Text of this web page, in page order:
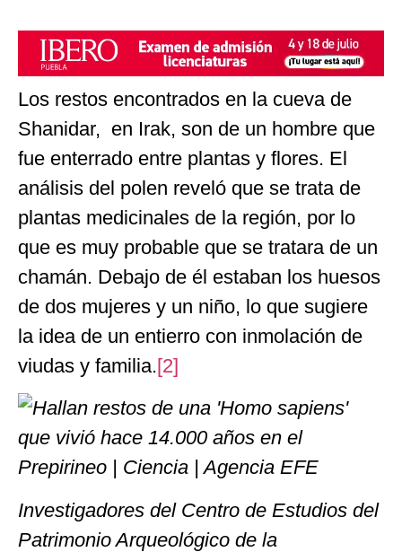
Los restos encontrados en la cueva de
Shanidar, en Irak, son de un hombre que
fue enterrado entre plantas y flores. El
análisis del polen reveló que se trata de
plantas medicinales de la región, por lo
que es muy probable que se tratara de un
chamán. Debajo de él estaban los huesos
de dos mujeres y un niño, lo que sugiere
la idea de un entierro con inmolación de
viudas y familia.[2]
Investigadores del Centro de Estudios del
Patrimonio Arqueológico de la